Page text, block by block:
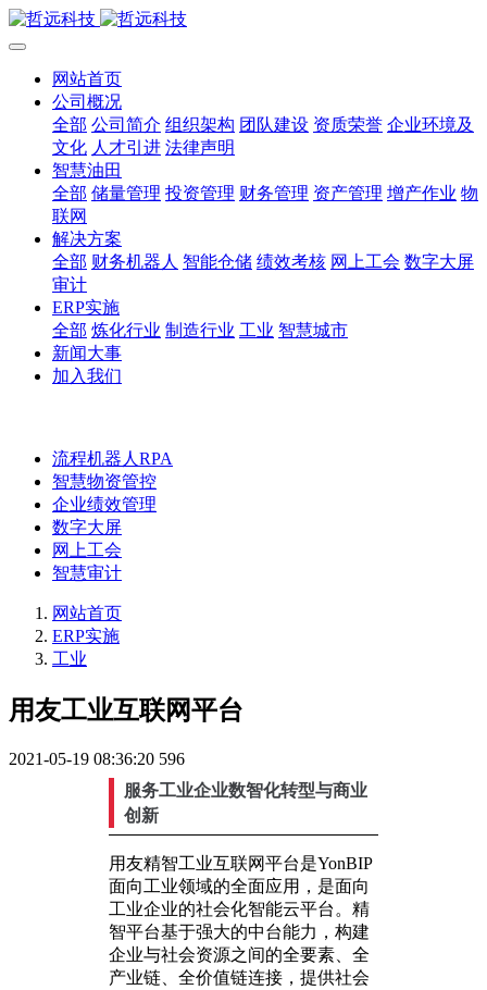
网站首页
公司概况
全部 公司简介 组织架构 团队建设 资质荣誉 企业环境及
文化 人才引进 法律声明
智慧油田
全部 储量管理 投资管理 财务管理 资产管理 增产作业 物
联网
解决方案
全部 财务机器人 智能仓储 绩效考核 网上工会 数字大屏
审计
ERP实施
全部 炼化行业 制造行业 工业 智慧城市
新闻大事
加入我们
流程机器人RPA
智慧物资管控
企业绩效管理
数字大屏
网上工会
智慧审计
网站首页
ERP实施
工业
用友工业互联网平台
2021-05-19 08:36:20 596
服务工业企业数智化转型与商业
创新
用友精智工业互联网平台是YonBIP
面向工业领域的全面应用，是面向
工业企业的社会化智能云平台。精
智平台基于强大的中台能力，构建
企业与社会资源之间的全要素、全
产业链、全价值链连接，提供社会